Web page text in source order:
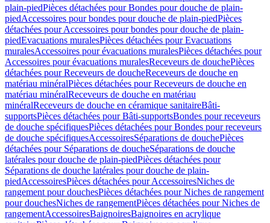
plain-piedPièces détachées pour Bondes pour douche de plain-
piedAccessoires pour bondes pour douche de plain-piedPièces
détachées pour Accessoires pour bondes pour douche de plain-
piedEvacuations muralesPièces détachées pour Evacuations
muralesAccessoires pour évacuations muralesPièces détachées pour
Accessoires pour évacuations muralesReceveurs de douchePièces
détachées pour Receveurs de doucheReceveurs de douche en
matériau minéralPièces détachées pour Receveurs de douche en
matériau minéralReceveurs de douche en matériau
minéralReceveurs de douche en céramique sanitaireBâti-
supportsPièces détachées pour Bâti-supportsBondes pour receveurs
de douche spécifiquesPièces détachées pour Bondes pour receveurs
de douche spécifiquesAccessoiresSéparations de douchePièces
détachées pour Séparations de doucheSéparations de douche
latérales pour douche de plain-piedPièces détachées pour
Séparations de douche latérales pour douche de plain-
piedAccessoiresPièces détachées pour AccessoiresNiches de
rangement pour douchesPièces détachées pour Niches de rangement
pour douchesNiches de rangementPièces détachées pour Niches de
rangementAccessoiresBaignoiresBaignoires en acrylique